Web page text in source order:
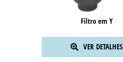
Filtro em Y
VER DETALHES